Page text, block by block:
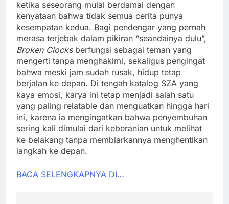
ketika seseorang mulai berdamai dengan
kenyataan bahwa tidak semua cerita punya
kesempatan kedua. Bagi pendengar yang pernah
merasa terjebak dalam pikiran “seandainya dulu”,
Broken Clocksberfungsi sebagai teman yang
mengerti tanpa menghakimi, sekaligus pengingat
bahwa meski jam sudah rusak, hidup tetap
berjalan ke depan. Di tengah katalog SZA yang
kaya emosi, karya ini tetap menjadi salah satu
yang paling relatable dan menguatkan hingga hari
ini, karena ia mengingatkan bahwa penyembuhan
sering kali dimulai dari keberanian untuk melihat
ke belakang tanpa membiarkannya menghentikan
langkah ke depan.
BACA SELENGKAPNYA DI…